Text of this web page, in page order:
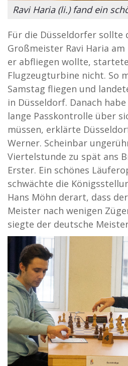
Ravi Haria (li.) fand ein
Für die Düsseldorfer sollte
Großmeister Ravi Haria
er abfliegen wollte,
Flugzeugturbine nicht. So
Samstag fliegen und
in Düsseldorf. Danach
lange Passkontrolle über
müssen, erklärte
Werner. Scheinbar
Viertelstunde zu spät ans
Erster. Ein schönes
schwächte die
Hans Möhn derart, dass
Meister nach wenigen
siegte der deutsche